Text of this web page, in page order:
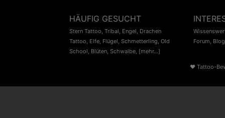
HÄUFIG GESUCHT
Stern Tattoo, Tribal, Engel, Drachen
Tattoo, Elfe, Flügel, Schmetterling, Old
School, Blüten, Schwalbe, [mehr...]
Forum, Blog
♥ Tattoo-